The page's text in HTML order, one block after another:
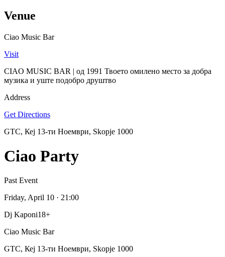
Venue
Ciao Music Bar
Visit
CIAO MUSIC BAR | од 1991 Твоето омилено место за добра
музика и уште подобро друштвo
Address
Get Directions
GTC, Кеј 13-ти Ноември, Skopje 1000
Ciao Party
Past Event
Friday, April 10 · 21:00
Dj Kaponi18+
Ciao Music Bar
GTC, Кеј 13-ти Ноември, Skopje 1000